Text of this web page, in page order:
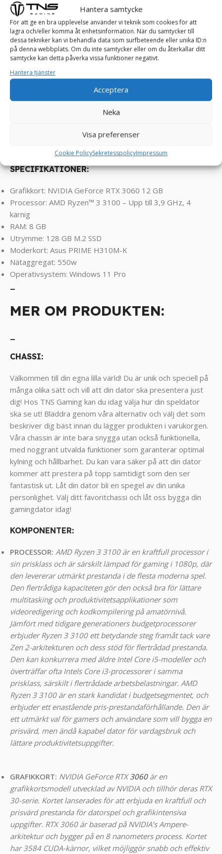
Hantera samtycke
För att ge en bra upplevelse använder vi teknik som cookies för att
lagra och/eller komma åt enhetsinformation. När du samtycker till
dessa tekniker kan vi behandla data som surfbeteende eller unika ID:n
på denna webbplats. Om du inte samtycker eller om du återkallar ditt
samtycke kan detta påverka vissa funktioner negativt.
Hantera tjänster
Acceptera
Neka
Visa preferenser
Cookie PolicySekretesspolicyImpressum
PALLADIUM speldator. Denna gamingdator är byggd för
extrem prestanda, och den levererar den högsta möjliga
nivån av grafik, prestanda och anpassning. Om du strävar
efter att spela de senaste spelen med de högsta
inställningarna och vill ha en speldator som är byggd för att
letar efter.
Klarar spel som Enshrouded, Palworld, FarCry, RDR2,
Assasin’s Creed, COD, Valorant, PUBG, Rocket League,
Warcraft, Fortnite, CS2, Overwatch , Battlefield, Left 4
Dead, Sims osv ! ! !
SPECIFIKATIONER:
Grafikkort: NVIDIA GeForce RTX 3060 12 GB
Processor: AMD Ryzen™ 3 3100 – Upp till 3,9 GHz, 4
kärnig
RAM: 8 GB
Utrymme: 128 GB M.2 SSD
Moderkort: Asus PRIME H310M-K
Nätaggregat: 550w
Operativsystem: Windows 11 Pro
MER OM PRODUKTEN:
CHASSI:
Välkommen till din egna lilla värld! Du är unik och speciell på
många olika sätt och vill att din dator ska presentera just
dig! Hos TNS Gaming kan du idag välja hur din speldator
ska se ut! Bläddra genom våra alternativ och välj det som
beskriver dig bäst innan du lägger produkten i varukorgen.
Våra chassin är inte bara snygga utan också funktionella,
med noggrant utvalda funktioner som garanterar optimal
kylning och hållbarhet. Du kan vara säker på att din dator
kommer att prestera på topp samtidigt som den ser
fantastisk ut. Låt din dator bli en spegel av din unika
personlighet. Välj ditt favoritchassi och låt oss bygga din
gamingdator idag!
KOMPONENTER:
PROCESSOR: AMD Ryzen 3 3100 är en kraftfull processor i
sin prisklass och är särskilt lämpad för gaming i 1080p, där
den levererar utmärkt prestanda i de flesta moderna spel.
Den flertrådiga kapaciteten gör den också bra för lättare
multitasking och produktivitetsapplikationer som
videoredigering och kodkompilering på amatörnivå.
Jämfört med tidigare generationers budgetprocessorer
erbjuder Ryzen 3 3100 ett betydande steg framåt tack vare
Zen 2-arkitekturen och dess stöd för flertrådad prestanda.
Den kan konkurrera med äldre Intel Core i5-modeller och
överträffar ofta Intels Core i3-processorer i samma
prisklass, särskilt i flertrådade arbetsbelastningar. AMD
Ryzen 3 3100 är en stark kandidat i budgetsegmentet, och
erbjuder ett enastående pris-prestandaförhållande. Den är
ett utmärkt val för gamers och användare som vill bygga en
prisvärd, men ändå kapabel dator för vardagsbruk och
lättare produktivitetsuppgifter.
GRAFIKKORT: NVIDIA GeForce RTX3060är en
grafikkortsmodell utvecklad av NVIDIA och tillhör deras RTX
30-serie. Kortet lanserades för att erbjuda en kraftfull och
prisvärd prestanda för datorspel och grafikintensiva
uppgifter. RTX 3060 är baserad på NVIDIA’s Ampere-
arkitektur och bygger på en 8 nanometers process. Kortet
har 3584 CUDA-kärnor, vilket möjliggör snabb och effektiv